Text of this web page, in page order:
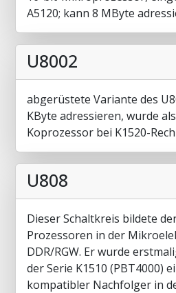
A5120; kann 8 MByte
U8002
abgerüstete Variante des
KByte adressieren, wurde
Koprozessor bei K1520-
U808
Dieser Schaltkreis bildete
Prozessoren in der
DDR/RGW. Er wurde
der Serie K1510 (PBT4000)
kompatibler Nachfolger in